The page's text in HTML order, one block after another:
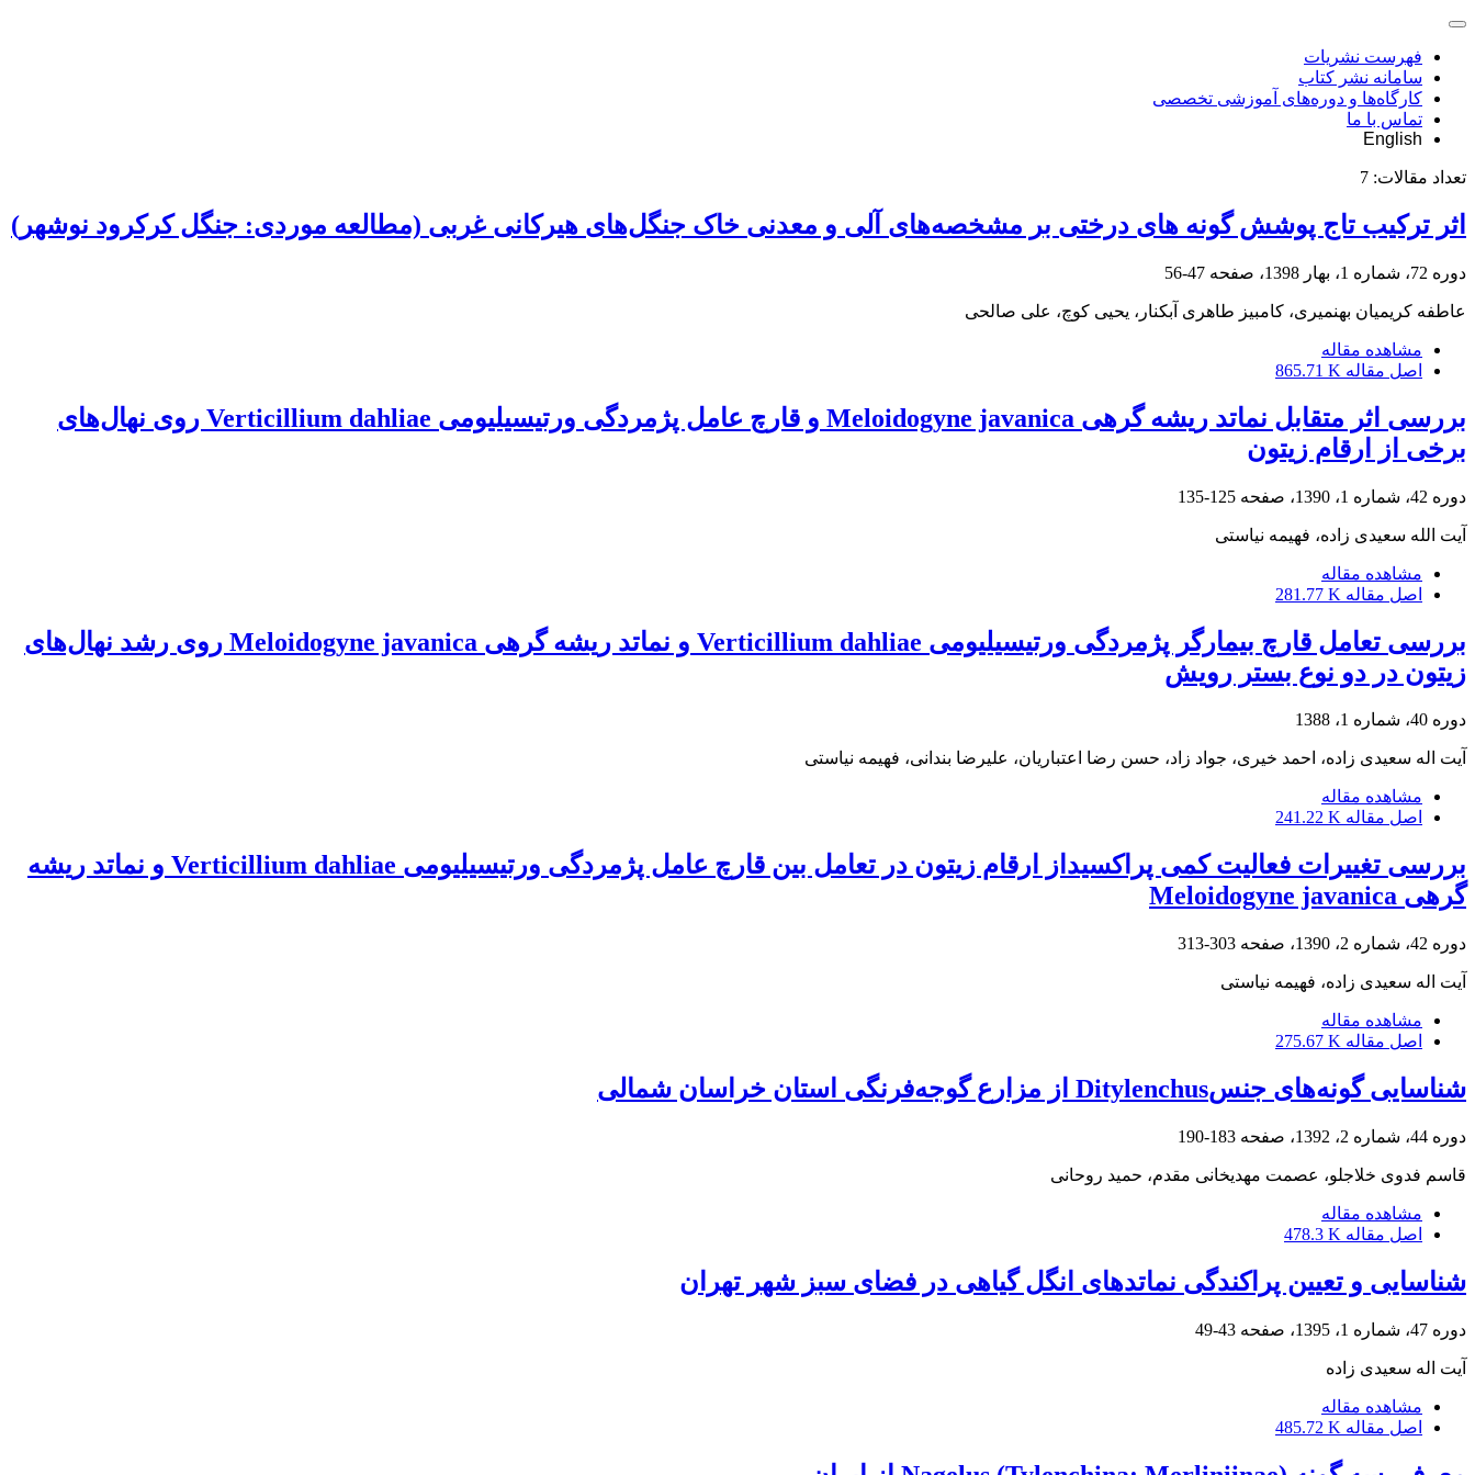
فهرست نشریات
سامانه نشر کتاب
کارگاه‌ها و دوره‌های آموزشی تخصصی
تماس با ما
English
تعداد مقالات: 7
اثر ترکیب تاج پوشش گونه های درختی بر مشخصه‌های آلی و معدنی خاک جنگل‌های هیرکانی غربی (مطالعه موردی: جنگل کرکرود نوشهر)
دوره 72، شماره 1، بهار 1398، صفحه 47-56
عاطفه کریمیان بهنمیری، کامبیز طاهری آبکنار، یحیی کوچ، علی صالحی
مشاهده مقاله
اصل مقاله 865.71 K
بررسی اثر متقابل نماتد ریشه گرهی Meloidogyne javanica و قارچ عامل پژمردگی ورتیسیلیومی Verticillium dahliae روی نهال‌های
برخی از ارقام زیتون
دوره 42، شماره 1، 1390، صفحه 125-135
آیت الله سعیدی زاده، فهیمه نیاستی
مشاهده مقاله
اصل مقاله 281.77 K
بررسی تعامل قارچ بیمارگر پژمردگی ورتیسیلیومی Verticillium dahliae و نماتد ریشه گرهی Meloidogyne javanica روی رشد نهال‌های
زیتون در دو نوع بستر رویش
دوره 40، شماره 1، 1388
آیت اله سعیدی زاده، احمد خیری، جواد زاد، حسن رضا اعتباریان، علیرضا بندانی، فهیمه نیاستی
مشاهده مقاله
اصل مقاله 241.22 K
بررسی تغییرات فعالیت کمی پراکسیداز ارقام زیتون در تعامل بین قارچ عامل پژمردگی ورتیسیلیومی Verticillium dahliae و نماتد ریشه
گرهی Meloidogyne javanica
دوره 42، شماره 2، 1390، صفحه 303-313
آیت اله سعیدی زاده، فهیمه نیاستی
مشاهده مقاله
اصل مقاله 275.67 K
شناسایی گونه‌های جنسDitylenchus از مزارع گوجه‌فرنگی استان خراسان شمالی
دوره 44، شماره 2، 1392، صفحه 183-190
قاسم فدوی خلاجلو، عصمت مهدیخانی مقدم، حمید روحانی
مشاهده مقاله
اصل مقاله 478.3 K
شناسایی و تعیین پراکندگی نماتدهای انگل گیاهی در فضای سبز شهر تهران
دوره 47، شماره 1، 1395، صفحه 43-49
آیت اله سعیدی زاده
مشاهده مقاله
اصل مقاله 485.72 K